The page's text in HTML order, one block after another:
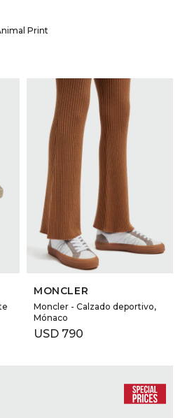
Print
SELECCIONAR TALLE
MONCLER
Moncler - Calzado deportivo,
Mónaco
USD 790